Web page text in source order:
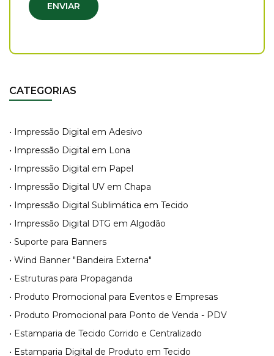
ENVIAR
CATEGORIAS
• Impressão Digital em Adesivo
• Impressão Digital em Lona
• Impressão Digital em Papel
• Impressão Digital UV em Chapa
• Impressão Digital Sublimática em Tecido
• Impressão Digital DTG em Algodão
• Suporte para Banners
• Wind Banner "Bandeira Externa"
• Estruturas para Propaganda
• Produto Promocional para Eventos e Empresas
• Produto Promocional para Ponto de Venda - PDV
• Estamparia de Tecido Corrido e Centralizado
• Estamparia Digital de Produto em Tecido